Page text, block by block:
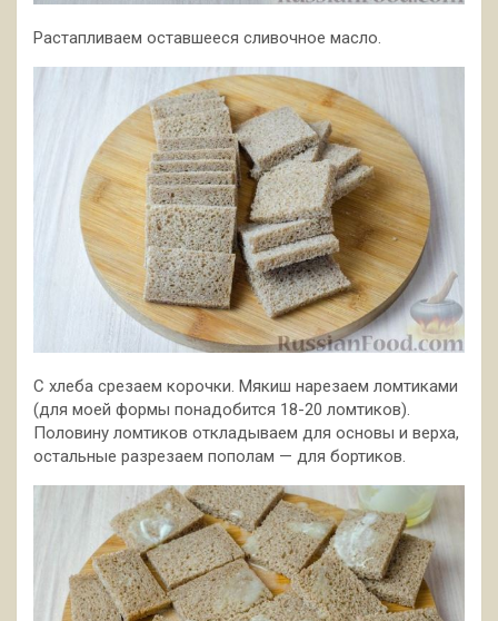
Растапливаем оставшееся сливочное масло.
С хлеба срезаем корочки. Мякиш нарезаем ломтиками
(для моей формы понадобится 18-20 ломтиков).
Половину ломтиков откладываем для основы и верха,
остальные разрезаем пополам — для бортиков.